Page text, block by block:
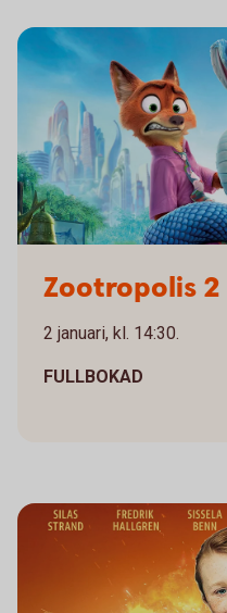
Zootropolis 2
2 januari, kl. 14:30.
FULLBOKAD